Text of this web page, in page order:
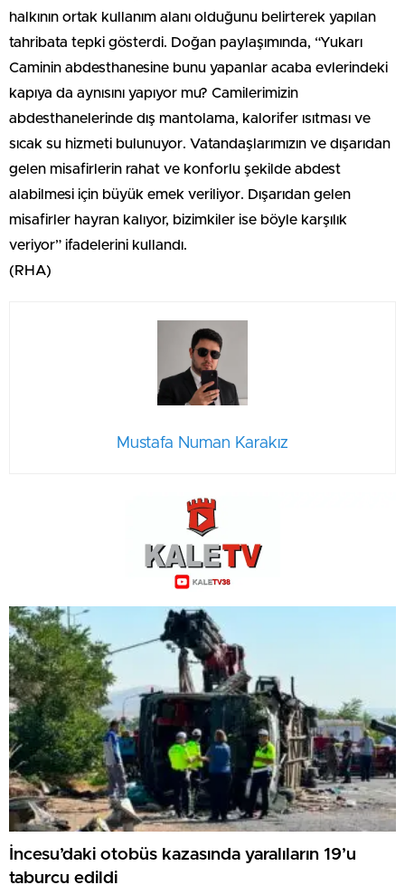
halkının ortak kullanım alanı olduğunu belirterek yapılan
tahribata tepki gösterdi. Doğan paylaşımında, “Yukarı
Caminin abdesthanesine bunu yapanlar acaba evlerindeki
kapıya da aynısını yapıyor mu? Camilerimizin
abdesthanelerinde dış mantolama, kalorifer ısıtması ve
sıcak su hizmeti bulunuyor. Vatandaşlarımızın ve dışarıdan
gelen misafirlerin rahat ve konforlu şekilde abdest
alabilmesi için büyük emek veriliyor. Dışarıdan gelen
misafirler hayran kalıyor, bizimkiler ise böyle karşılık
veriyor” ifadelerini kullandı.
(RHA)
Mustafa Numan Karakız
İncesu’daki otobüs kazasında yaralıların 19’u
taburcu edildi